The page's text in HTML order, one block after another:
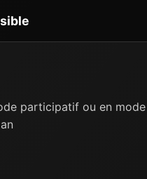
participatif ou en